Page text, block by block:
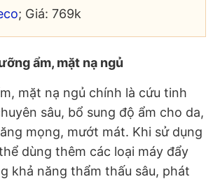
; Giá: 769k
ẩm, mặt nạ ngủ
mặt nạ ngủ chính là cứu tinh
sâu, bổ sung độ ẩm cho da,
mọng, mướt mát. Khi sử dụng
dùng thêm các loại máy đẩy
khả năng thẩm thấu sâu, phát